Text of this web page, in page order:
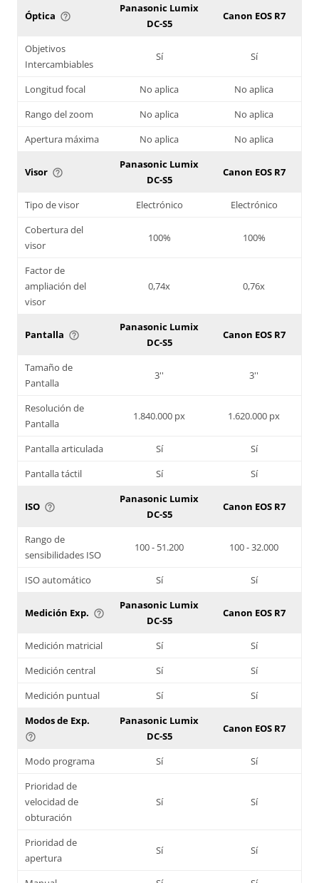
Óptica help_outline
Panasonic Lumix
DC-S5
Canon EOS R7
Objetivos
Intercambiables
Sí Sí
Longitud focal No aplica
No aplica
Rango del zoom
No aplica
No aplica
Apertura máxima
No aplica No aplica
Visor help_outline
Panasonic Lumix
DC-S5
Canon EOS R7
Tipo de visor Electrónico
Electrónico
Cobertura del
visor
100% 100%
Factor de
ampliación del
visor
0,74x 0,76x
Pantalla help_outline
Panasonic Lumix
DC-S5
Canon EOS R7
Tamaño de
Pantalla
3'' 3''
Resolución de
Pantalla
1.840.000 px 1.620.000 px
Pantalla articulada Sí
Sí
Pantalla táctil
Sí Sí
ISO help_outline
Panasonic Lumix
DC-S5
Canon EOS R7
Rango de
sensibilidades ISO
100 - 51.200 100 - 32.000
ISO automático Sí Sí
Medición Exp. help_outline
Panasonic Lumix
DC-S5
Canon EOS R7
Medición matricial Sí
Sí
Medición central
Sí
Sí
Medición puntual
Sí
Sí
Modos de Exp.
help_outline
Panasonic Lumix
DC-S5
Canon EOS R7
Modo programa Sí
Sí
Prioridad de
velocidad de
obturación
Sí Sí
Prioridad de
apertura
Sí Sí